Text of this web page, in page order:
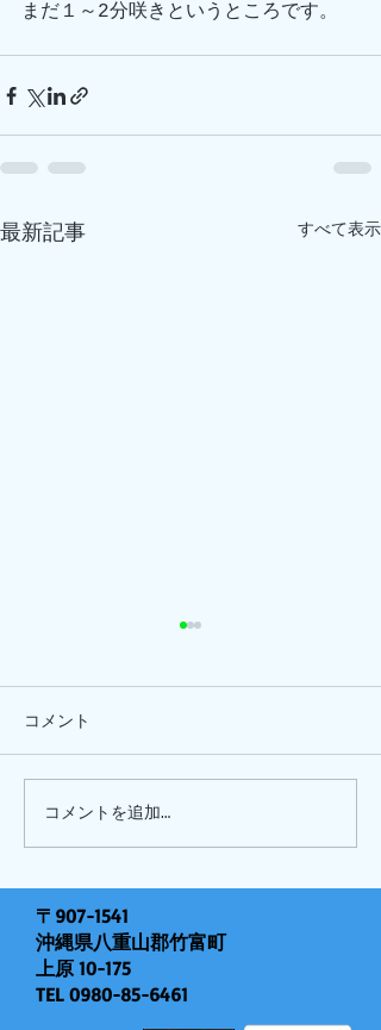
まだ１～2分咲きというところです。
最新記事 すべて表示
ピナイ半日+釣りツアー
コメント
コメントを追加…
〒907-1541
沖縄県八重山郡竹富町
上原 10-175
TEL 0980-85-6461